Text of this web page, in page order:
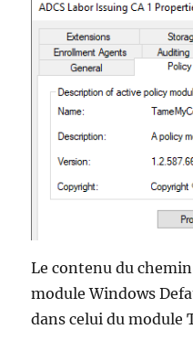
Le contenu du
module Windows
dans celui du module